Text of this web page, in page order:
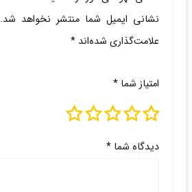
نشانی ایمیل شما منتشر نخواهد شد.
علامت‌گذاری شده‌اند *
امتیاز شما *
دیدگاه شما *